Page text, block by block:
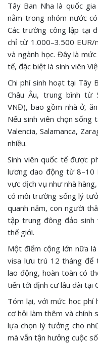
Tây Ban Nha là quốc
nằm trong nhóm nước
Các trường công lập tại
chỉ từ 1.000–3.500
và ngành học. Đây là
tế, đặc biệt là sinh viên
Chi phí sinh hoạt tại Tây
Châu Âu, trung bình từ
VNĐ), bao gồm nhà ở,
Nếu sinh viên chọn sống
Valencia, Salamanca,
nhiều.
Sinh viên quốc tế được
lương dao động từ 8–10
vực dịch vụ như nhà
có môi trường sống lý
quanh năm, con người
tập trung đông đảo
thế giới.
Một điểm cộng lớn nữa
visa lưu trú 12 tháng để
lao động, hoàn toàn có
tiến tới định cư lâu dài tại
Tóm lại, với mức học phí
cơ hội làm thêm và chính
lựa chọn lý tưởng cho
mà vẫn tận hưởng cuộc